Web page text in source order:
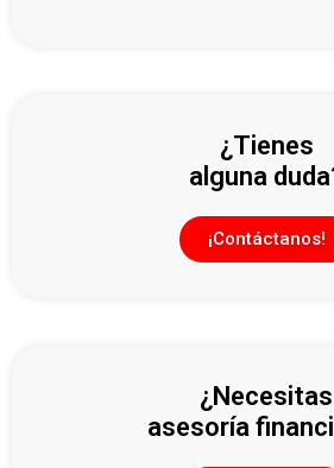
¿Tienes
alguna
¡Contáctanos!
¿Necesitas
asesoría